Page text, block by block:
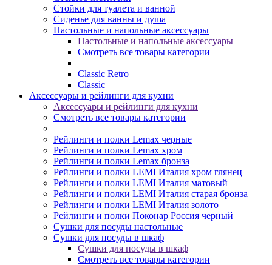
Стойки для туалета и ванной
Сиденье для ванны и душа
Настольные и напольные аксессуары
Настольные и напольные аксессуары
Смотреть все товары категории
Classic Retro
Classic
Аксессуары и рейлинги для кухни
Аксессуары и рейлинги для кухни
Смотреть все товары категории
Рейлинги и полки Lemax черные
Рейлинги и полки Lemax хром
Рейлинги и полки Lemax бронза
Рейлинги и полки LEMI Италия хром глянец
Рейлинги и полки LEMI Италия матовый
Рейлинги и полки LEMI Италия старая бронза
Рейлинги и полки LEMI Италия золото
Рейлинги и полки Поконар Россия черный
Сушки для посуды настольные
Сушки для посуды в шкаф
Сушки для посуды в шкаф
Смотреть все товары категории